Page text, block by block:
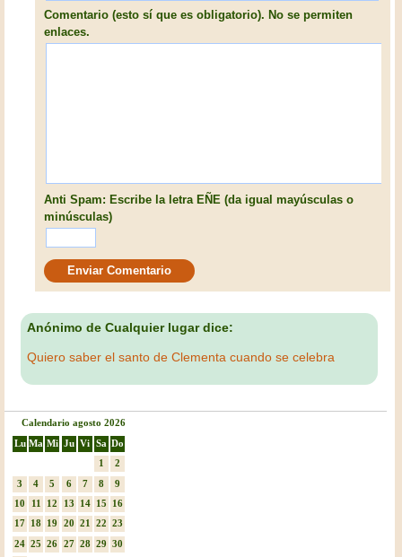
Comentario (esto sí que es obligatorio). No se permiten
enlaces.
Anti Spam: Escribe la letra EÑE (da igual mayúsculas o
minúsculas)
Anónimo de Cualquier lugar dice:
Quiero saber el santo de Clementa cuando se celebra
Calendario agosto 2026
Lu Ma Mi Ju Vi Sa Do
1
2
3
4 5 6 7 8
9
10
11 12 13 14 15
16
17 18 19 20 21 22
23
24 25 26 27 28 29
30